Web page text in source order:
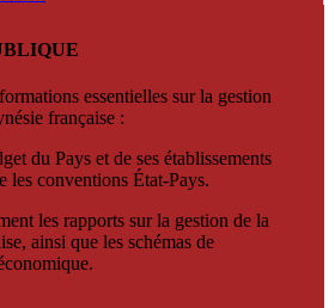
essentielles sur la gestion
française :
du Pays et de ses établissements
les conventions État-Pays.
les rapports sur la gestion de la
ainsi que les schémas de